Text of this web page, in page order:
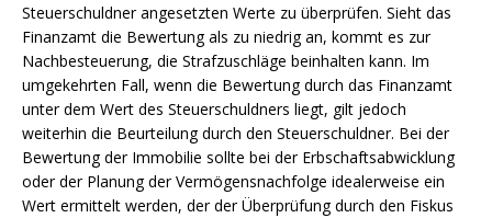
Steuerschuldner angesetzten Werte zu überprüfen. Sieht das
Finanzamt die Bewertung als zu niedrig an, kommt es zur
Nachbesteuerung, die Strafzuschläge beinhalten kann. Im
umgekehrten Fall, wenn die Bewertung durch das Finanzamt
unter dem Wert des Steuerschuldners liegt, gilt jedoch
weiterhin die Beurteilung durch den Steuerschuldner. Bei der
Bewertung der Immobilie sollte bei der Erbschaftsabwicklung
oder der Planung der Vermögensnachfolge idealerweise ein
Wert ermittelt werden, der der Überprüfung durch den Fiskus